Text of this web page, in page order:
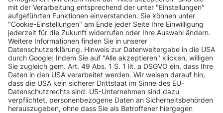
demand
AUDI A1 (8X)
A1 1.4 TFSI
Sportback
cylinder on
demand
150 PS
AUDI A1 (8X)
A1 1.4 TFSI
Sportback S
tronic
185 PS
INFORMATIONEN
KUNDENSERVICE
INFORMATIONEN